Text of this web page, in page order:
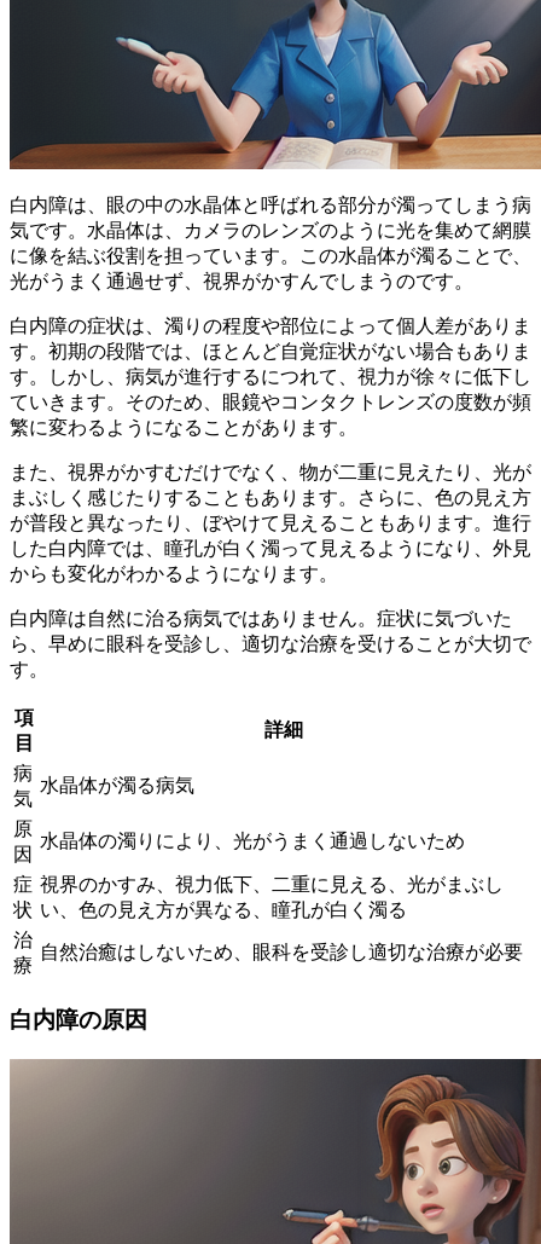
白内障は、眼の中の水晶体と呼ばれる部分が濁ってしまう病
気です。水晶体は、カメラのレンズのように光を集めて網膜
に像を結ぶ役割を担っています。この水晶体が濁ることで、
光がうまく通過せず、視界がかすんでしまうのです。
白内障の症状は、 濁りの程度や部位によって個人差がありま
す。初期の段階では、ほとんど自覚症状がない場合もありま
す。しかし、病気が進行するにつれて、視力が徐々に低下し
ていきます。そのため、眼鏡やコンタクトレンズの度数が頻
繁に変わるようになることがあります。
また、視界がかすむだけでなく、物が二重に見えたり、光が
まぶしく感じたりすることもあります。さらに、色の見え方
が普段と異なったり、ぼやけて見えることもあります。進行
した白内障では、 瞳孔が白く濁って見える ようになり、外見
からも変化がわかるようになります。
白内障は自然に治る病気ではありません。症状に気づいた
ら、早めに眼科を受診し、適切な治療を受けることが大切で
す。
項
目
詳細
病
気
水晶体が濁る病気
原
因
水晶体の濁りにより、光がうまく通過しないため
症
状
視界のかすみ、視力低下、二重に見える、光がまぶし
い、色の見え方が異なる、瞳孔が白く濁る
治
療
自然治癒はしないため、眼科を受診し適切な治療が必要
白内障の原因